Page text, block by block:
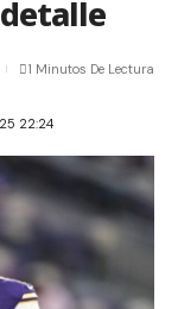
22:24
1 Minutos De Lectura